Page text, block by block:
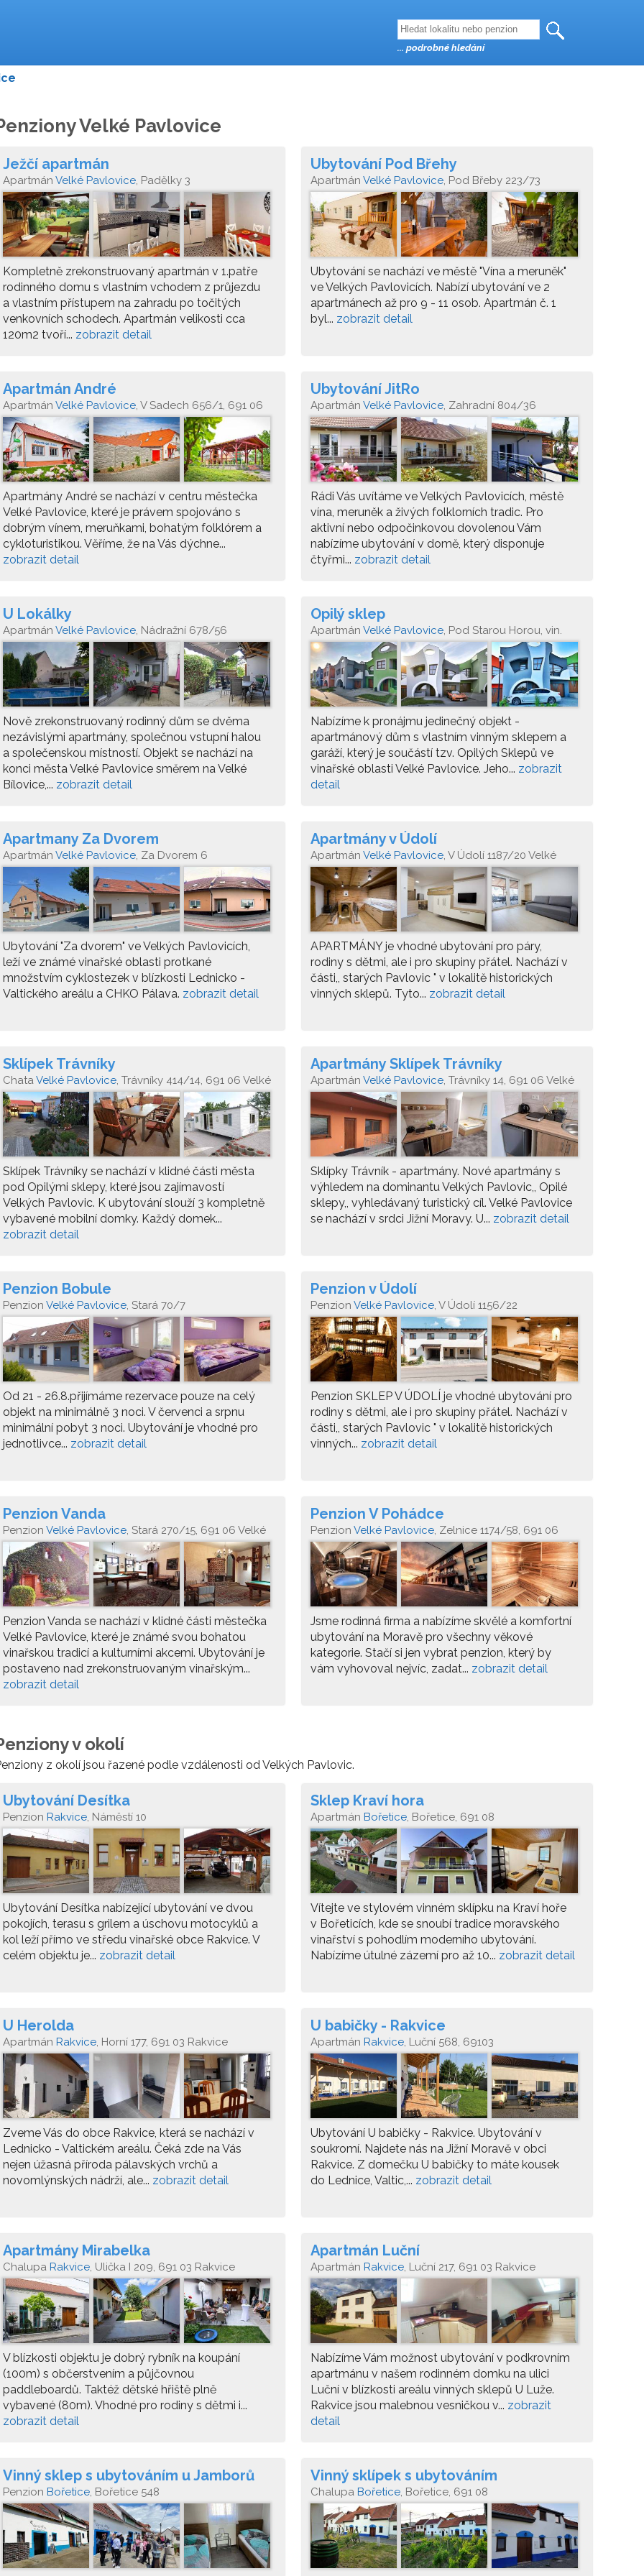
Velké Pavlovice
Ježčí apartmán
Apartmán Velké Pavlovice, Padělky 3
Kompletně zrekonstruovaný apartmán v 1.patře
rodinného domu s vlastním vchodem z průjezdu
a vlastním přístupem na zahradu po točitých
venkovních schodech. Apartmán velikosti cca
120m2 tvoří... zobrazit detail
Ubytování Pod Břehy
Apartmán Velké Pavlovice, Pod Břeby 223/73
Ubytování se nachází ve městě "Vína a meruněk"
ve Velkých Pavlovicích. Nabízí ubytování ve 2
apartmánech až pro 9 - 11 osob. Apartmán č. 1
byl... zobrazit detail
Apartmán André
Apartmán Velké Pavlovice, V Sadech 656/1, 691 06
Velké Pavlovice
Apartmány André se nachází v centru městečka
Velké Pavlovice, které je právem spojováno s
dobrým vínem, meruňkami, bohatým folklórem a
cykloturistikou. Věříme, že na Vás dýchne...
zobrazit detail
Ubytování JitRo
Apartmán Velké Pavlovice, Zahradní 804/36
Rádi Vás uvítáme ve Velkých Pavlovicích, městě
vína, meruněk a živých folklorních tradic. Pro
aktivní nebo odpočinkovou dovolenou Vám
nabízíme ubytování v domě, který disponuje
čtyřmi... zobrazit detail
U Lokálky
Apartmán Velké Pavlovice, Nádražní 678/56
Nově zrekonstruovaný rodinný dům se dvěma
nezávislými apartmány, společnou vstupní halou
a společenskou místností. Objekt se nachází na
konci města Velké Pavlovice směrem na Velké
Bílovice,... zobrazit detail
Opilý sklep
Apartmán Velké Pavlovice, Pod Starou Horou, vin.
sklep č.6
Nabízíme k pronájmu jedinečný objekt -
apartmánový dům s vlastním vinným sklepem a
garáží, který je součástí tzv. Opilých Sklepů ve
vinařské oblasti Velké Pavlovice. Jeho... zobrazit
detail
Apartmany Za Dvorem
Apartmán Velké Pavlovice, Za Dvorem 6
Ubytování "Za dvorem" ve Velkých Pavlovicích,
leží ve známé vinařské oblasti protkané
množstvím cyklostezek v blízkosti Lednicko -
Valtického areálu a CHKO Pálava. zobrazit detail
Apartmány v Údolí
Apartmán Velké Pavlovice, V Údolí 1187/20 Velké
Pavlovice 69106
APARTMÁNY je vhodné ubytování pro páry,
rodiny s dětmi, ale i pro skupiny přátel. Nachází v
části,, starých Pavlovic " v lokalitě historických
vinných sklepů. Tyto... zobrazit detail
Sklípek Trávníky
ChataVelké Pavlovice, Trávníky 414/14, 691 06 Velké
Pavlovice
Sklípek Trávníky se nachází v klidné části města
pod Opilými sklepy, které jsou zajímavostí
Velkých Pavlovic. K ubytování slouží 3 kompletně
vybavené mobilní domky. Každý domek...
zobrazit detail
Apartmány Sklípek Trávníky
Apartmán Velké Pavlovice, Trávníky 14, 691 06 Velké
Pavlovice
Sklípky Trávník - apartmány. Nové apartmány s
výhledem na dominantu Velkých Pavlovic,, Opilé
sklepy,, vyhledávaný turistický cíl. Velké Pavlovice
se nachází v srdci Jižní Moravy. U... zobrazit detail
Penzion Bobule
Penzion Velké Pavlovice, Stará 70/7
Od 21 - 26.8.přijímáme rezervace pouze na celý
objekt na minimálně 3 noci. V červenci a srpnu
minimální pobyt 3 noci. Ubytování je vhodné pro
jednotlivce... zobrazit detail
Penzion v Údolí
Penzion Velké Pavlovice, V Údolí 1156/22
Penzion SKLEP V ÚDOLÍ je vhodné ubytování pro
rodiny s dětmi, ale i pro skupiny přátel. Nachází v
části,, starých Pavlovic " v lokalitě historických
vinných... zobrazit detail
Penzion Vanda
Penzion Velké Pavlovice, Stará 270/15, 691 06 Velké
Pavlovice
Penzion Vanda se nachází v klidné části městečka
Velké Pavlovice, které je známé svou bohatou
vinařskou tradicí a kulturními akcemi. Ubytování je
postaveno nad zrekonstruovaným vinařským...
zobrazit detail
Penzion V Pohádce
Penzion Velké Pavlovice, Zelnice 1174/58, 691 06
Velké Pavlovice
Jsme rodinná firma a nabízíme skvělé a komfortní
ubytování na Moravě pro všechny věkové
kategorie. Stačí si jen vybrat penzion, který by
vám vyhovoval nejvíc, zadat... zobrazit detail
v okolí
z okolí jsou řazené podle vzdálenosti od Velkých Pavlovic.
Ubytování Desítka
Penzion Rakvice, Náměstí 10
Ubytování Desítka nabízející ubytování ve dvou
pokojích, terasu s grilem a úschovu motocyklů a
kol leží přímo ve středu vinařské obce Rakvice. V
celém objektu je... zobrazit detail
Sklep Kraví hora
Apartmán Bořetice, Bořetice, 691 08
Vítejte ve stylovém vinném sklípku na Kraví hoře
v Bořeticích, kde se snoubí tradice moravského
vinařství s pohodlím moderního ubytování.
Nabízíme útulné zázemí pro až 10... zobrazit detail
U Herolda
Apartmán Rakvice, Horní 177, 691 03 Rakvice
Zveme Vás do obce Rakvice, která se nachází v
Lednicko - Valtickém areálu. Čeká zde na Vás
nejen úžasná příroda pálavských vrchů a
novomlýnských nádrží, ale... zobrazit detail
U babičky - Rakvice
Apartmán Rakvice, Luční 568, 69103
Ubytování U babičky - Rakvice. Ubytování v
soukromí. Najdete nás na Jižní Moravě v obci
Rakvice. Z domečku U babičky to máte kousek
do Lednice, Valtic,... zobrazit detail
Apartmány Mirabelka
Chalupa Rakvice, Ulička I 209, 691 03 Rakvice
V blízkosti objektu je dobrý rybník na koupání
(100m) s občerstvením a půjčovnou
paddleboardů. Taktéž dětské hřiště plně
vybavené (80m). Vhodné pro rodiny s dětmi i...
zobrazit detail
Apartmán Luční
Apartmán Rakvice, Luční 217, 691 03 Rakvice
Nabízíme Vám možnost ubytování v podkrovním
apartmánu v našem rodinném domku na ulici
Luční v blízkosti areálu vinných sklepů U Luže.
Rakvice jsou malebnou vesničkou v... zobrazit
detail
Vinný sklep s ubytováním u Jamborů
Penzion Bořetice, Bořetice 548
Vinný sklípek s ubytováním
Chalupa Bořetice, Bořetice, 691 08
... podrobné hledání